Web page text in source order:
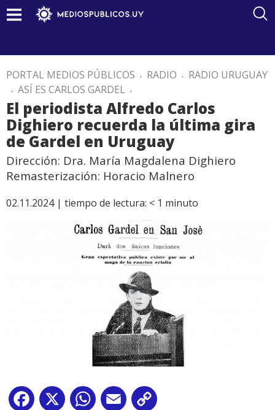
PORTAL MEDIOS PÚBLICOS . RADIO . RADIO URUGUAY
. ASÍ ES CARLOS GARDEL .
El periodista Alfredo Carlos
Dighiero recuerda la última gira
de Gardel en Uruguay
Dirección: Dra. María Magdalena Dighiero
Remasterización: Horacio Malnero
02.11.2024 | tiempo de lectura: < 1 minuto
Facebook
X WhatsApp
Email